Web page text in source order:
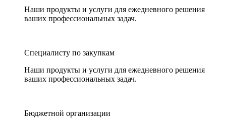
Наши продукты и услуги для ежедневного решения
ваших профессиональных задач.
Специалисту по закупкам
Наши продукты и услуги для ежедневного решения
ваших профессиональных задач.
Бюджетной организации